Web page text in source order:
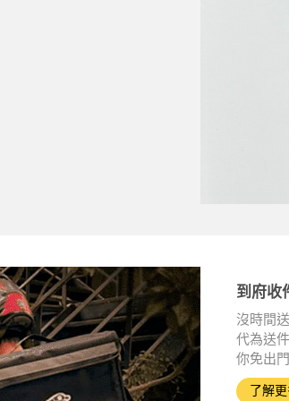
到府收
沒時間
代為送
你免出
了解